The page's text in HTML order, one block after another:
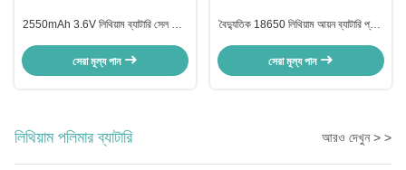
2550mAh 3.6V লিথিয়াম ব্যাটারি সেল হোম
সেরা মূল্য পান
বৈদ্যুতিক 18650 লিথিয়াম আয়ন ব্যাটারি প্যাক
সেরা মূল্য পান
লিথিয়াম পলিমার ব্যাটারি আরও দেখুন > >